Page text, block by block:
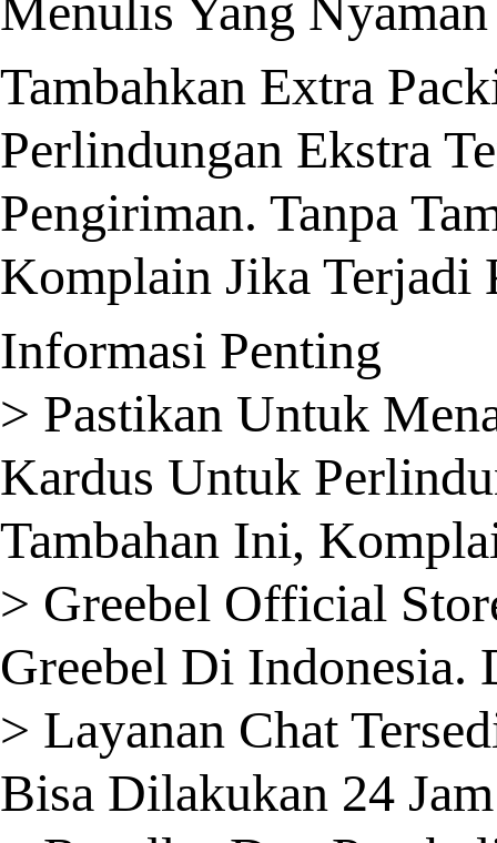
Tambahkan Extra
Perlindungan Ekstra
Pengiriman. Tanpa
Komplain Jika Terjadi
Informasi Penting
> Pastikan Untuk
Kardus Untuk
Tambahan Ini,
> Greebel Official
Greebel Di
> Layanan Chat
Bisa Dilakukan 24